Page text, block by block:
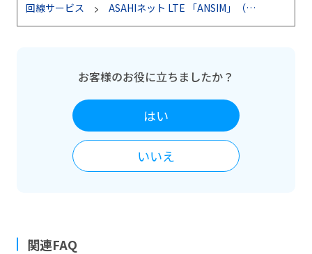
回線サービス
ASAHIネット LTE 「ANSIM」（通話SIM）
お客様のお役に立ちましたか？
はい
いいえ
関連FAQ